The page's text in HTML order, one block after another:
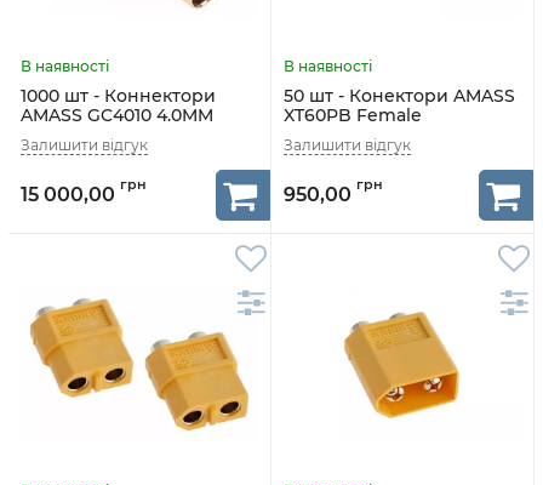
1000 шт - Коннектори
AMASS GC4010 4.0MM
Female
15 000,00
50 шт - Конектори AMASS
XT60PB Female
950,00